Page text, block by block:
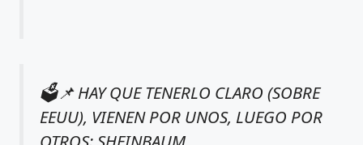
🗳️📌 HAY QUE TENERLO CLARO (SOBRE
EEUU), VIENEN POR UNOS, LUEGO POR